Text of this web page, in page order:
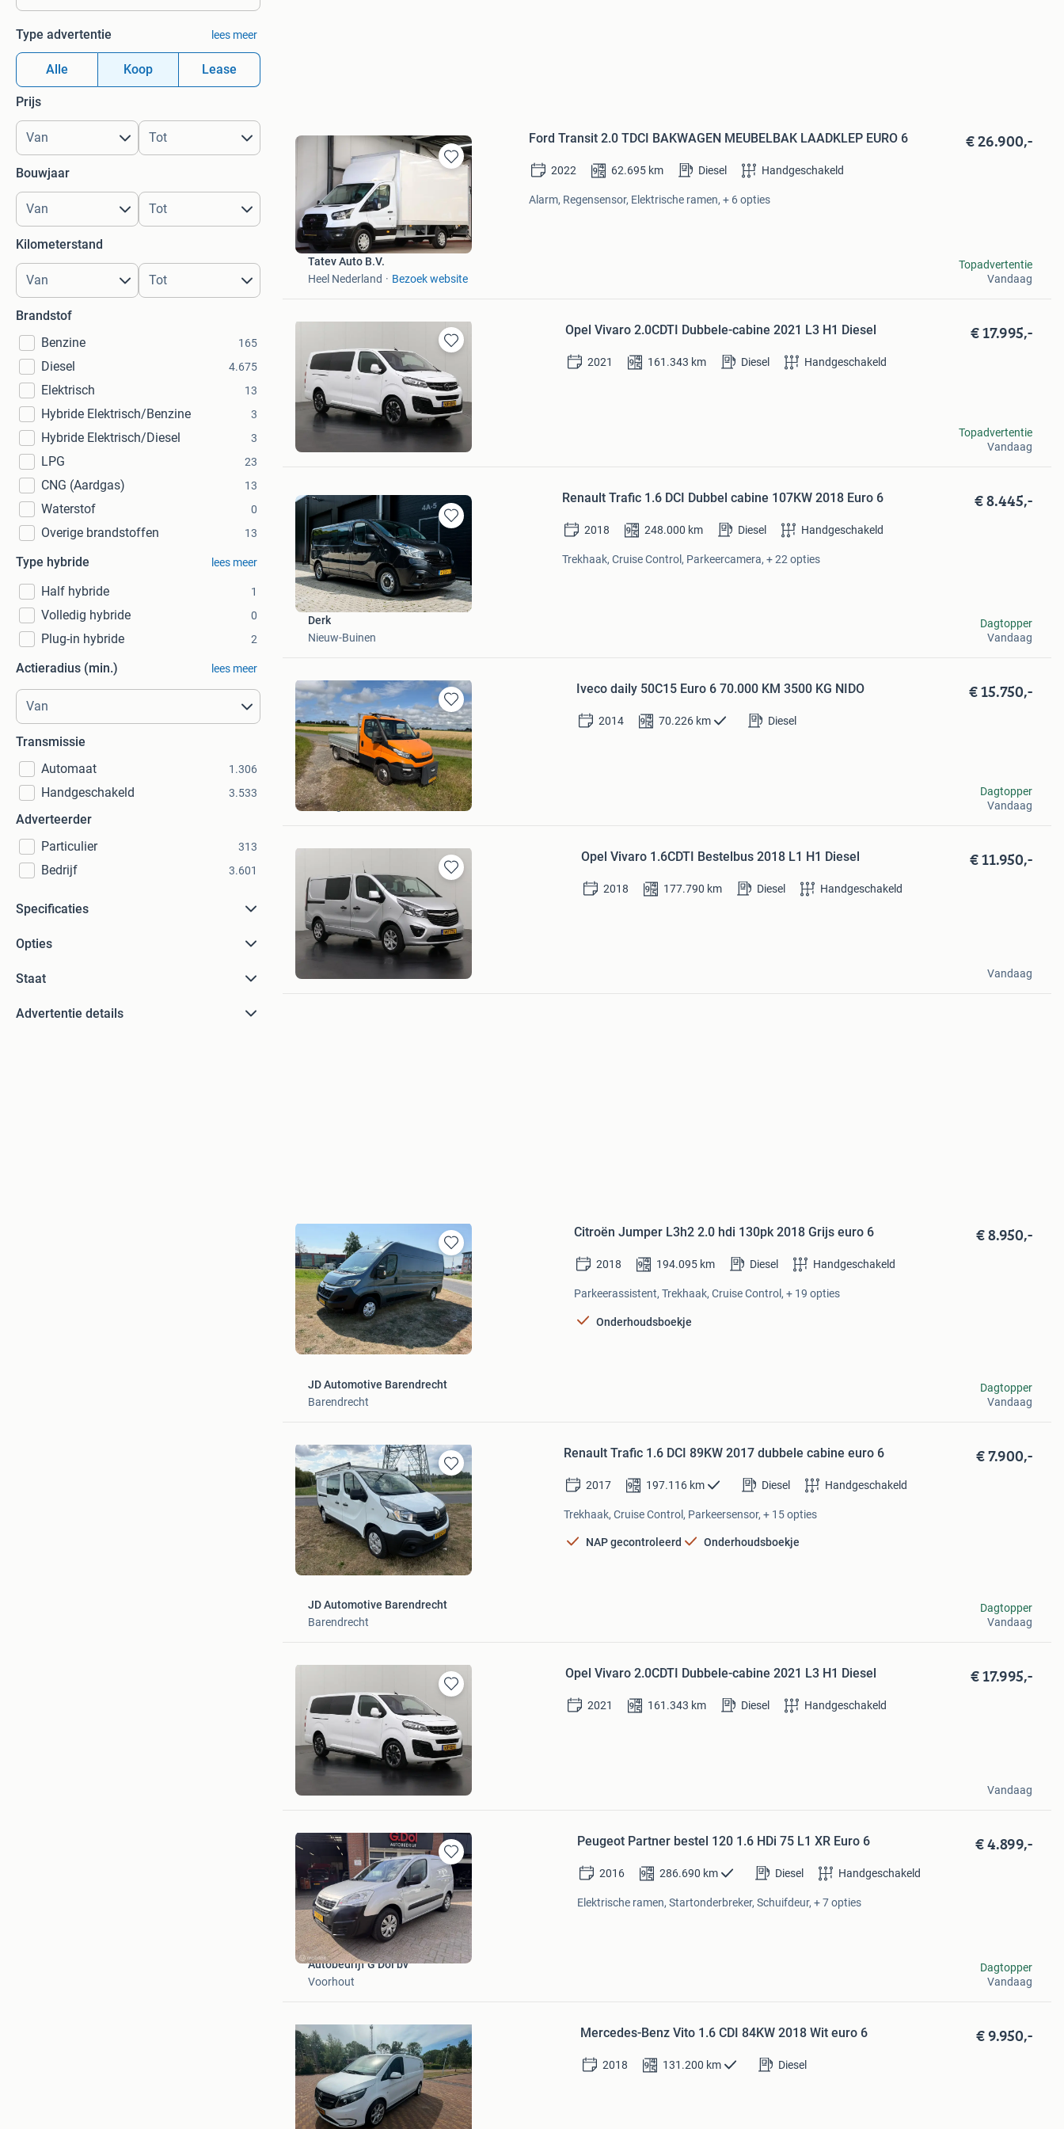
Type advertentie lees meer
Alle Koop Lease
Prijs
Bouwjaar
Kilometerstand
Brandstof
Benzine
165
Diesel 4.675
Elektrisch 13
Hybride Elektrisch/Benzine 3
Hybride Elektrisch/Diesel 3
LPG 23
CNG (Aardgas) 13
Waterstof 0
Overige brandstoffen 13
Type hybride lees meer
Half hybride 1
Volledig hybride 0
Plug-in hybride 2
Actieradius (min.) lees meer
Transmissie
Automaat
1.306
Handgeschakeld 3.533
Adverteerder
Particulier
313
Bedrijf 3.601
Specificaties
Opties
Staat
Advertentie details
Bewaren
Favorieten
Ford Transit 2.0 TDCI BAKWAGEN MEUBELBAK LAADKLEP EURO 6 € 26.900,-
2022 62.695 km Diesel Handgeschakeld
Alarm, Regensensor, Elektrische ramen, + 6 opties
Tatev Auto B.V.
Heel Nederland
Bezoek website
Topadvertentie
Vandaag
Bewaren
in
Mijn
Favorieten
Opel Vivaro 2.0CDTI Dubbele-cabine 2021 L3 H1 Diesel € 17.995,-
2021 161.343 km Diesel Handgeschakeld
Dutchvans.com
Topadvertentie
Vandaag
Bewaren
in
Mijn
Favorieten
Renault Trafic 1.6 DCI Dubbel cabine 107KW 2018 Euro 6 € 8.445,-
2018 248.000 km Diesel Handgeschakeld
Trekhaak, Cruise Control, Parkeercamera, + 22 opties
Derk
Nieuw-Buinen
Dagtopper
Vandaag
Bewaren
in
Mijn
Favorieten
Iveco daily 50C15 Euro 6 70.000 KM 3500 KG NIDO € 15.750,-
2014 70.226 km Diesel
Theo
Brantgum
Dagtopper
Vandaag
Bewaren
in
Mijn
Favorieten
Opel Vivaro 1.6CDTI Bestelbus 2018 L1 H1 Diesel € 11.950,-
2018 177.790 km Diesel Handgeschakeld
Dutchvans.com
Bezoek website Vandaag
Bewaren
in
Mijn
Favorieten
Citroën Jumper L3h2 2.0 hdi 130pk 2018 Grijs euro 6 € 8.950,-
2018 194.095 km Diesel Handgeschakeld
Parkeerassistent, Trekhaak, Cruise Control, + 19 opties
Onderhoudsboekje
JD Automotive Barendrecht
Barendrecht
Dagtopper
Vandaag
Bewaren
in
Mijn
Favorieten
Renault Trafic 1.6 DCI 89KW 2017 dubbele cabine euro 6 € 7.900,-
2017 197.116 km Diesel Handgeschakeld
Trekhaak, Cruise Control, Parkeersensor, + 15 opties
NAP gecontroleerd Onderhoudsboekje
JD Automotive Barendrecht
Barendrecht
Dagtopper
Vandaag
Bewaren
in
Mijn
Favorieten
Opel Vivaro 2.0CDTI Dubbele-cabine 2021 L3 H1 Diesel € 17.995,-
2021 161.343 km Diesel Handgeschakeld
Dutchvans.com
Vandaag
Bewaren
in
Mijn
Favorieten
Peugeot Partner bestel 120 1.6 HDi 75 L1 XR Euro 6 € 4.899,-
2016 286.690 km Diesel Handgeschakeld
Elektrische ramen, Startonderbreker, Schuifdeur, + 7 opties
Autobedrijf G Dol bv
Voorhout
Dagtopper
Vandaag
Mijn
Favorieten
Mercedes-Benz Vito 1.6 CDI 84KW 2018 Wit euro 6 € 9.950,-
2018 131.200 km Diesel